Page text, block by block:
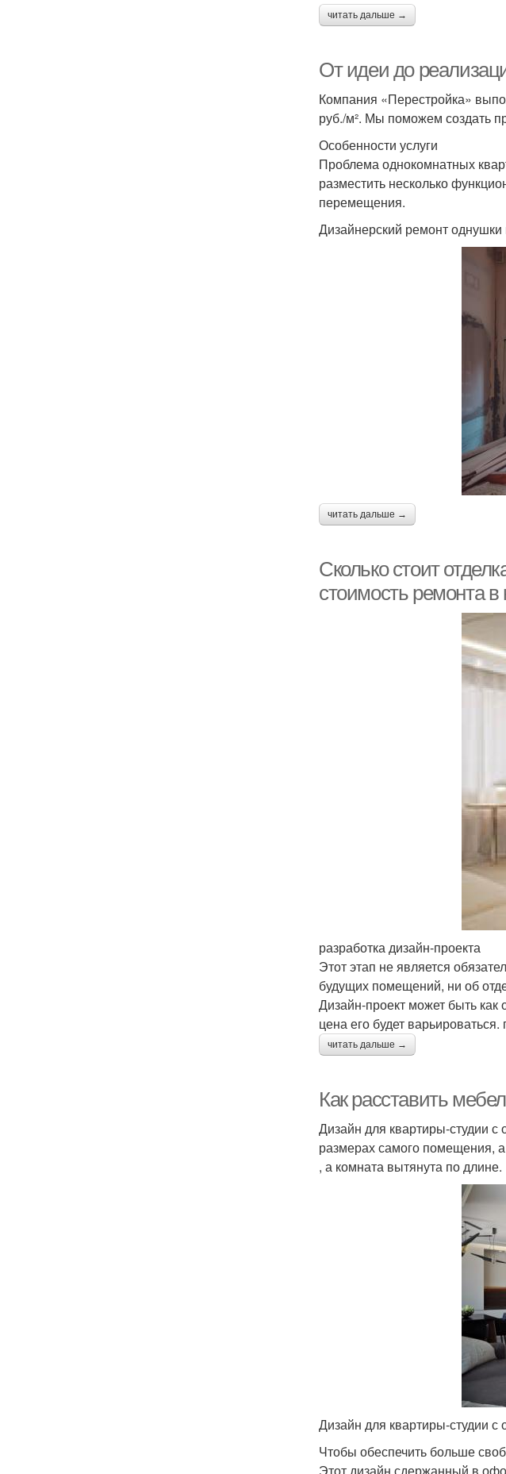
читать дальше →
От идеи до
Компания «Перестройка»
руб./м². Мы поможем создать
Особенности услуги
Проблема однокомнатных
разместить несколько
перемещения.
Дизайнерский ремонт однушки
читать дальше →
Сколько стоит
стоимость ремонта в
разработка дизайн-проекта
Этот этап не является
будущих помещений, ни об
Дизайн-проект может быть
цена его будет
читать дальше →
Как расставить
Дизайн для квартиры-студии с
размерах самого помещения,
, а комната вытянута по длине.
Дизайн для квартиры-студии с
Чтобы обеспечить больше